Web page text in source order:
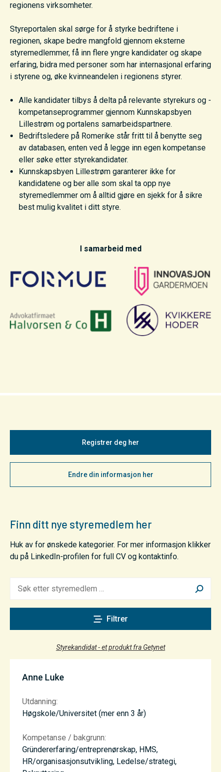
regionens virksomheter.
Styreportalen skal sørge for å styrke bedriftene i
regionen, skape bedre mangfold gjennom eksterne
styremedlemmer, få inn flere yngre kandidater og skape
erfaring, bidra med personer som har internasjonal erfaring
i styrene og, øke kvinneandelen i regionens styrer.
Alle kandidater tilbys å delta på relevante styrekurs og -
kompetanseprogrammer gjennom Kunnskapsbyen
Lillestrøm og portalens samarbeidspartnere.
Bedriftsledere på Romerike står fritt til å benytte seg
av databasen, enten ved å legge inn egen kompetanse
eller søke etter styrekandidater.
Kunnskapsbyen Lillestrøm garanterer ikke for
kandidatene og ber alle som skal ta opp nye
styremedlemmer om å alltid gjøre en sjekk for å sikre
best mulig kvalitet i ditt styre.
I samarbeid med